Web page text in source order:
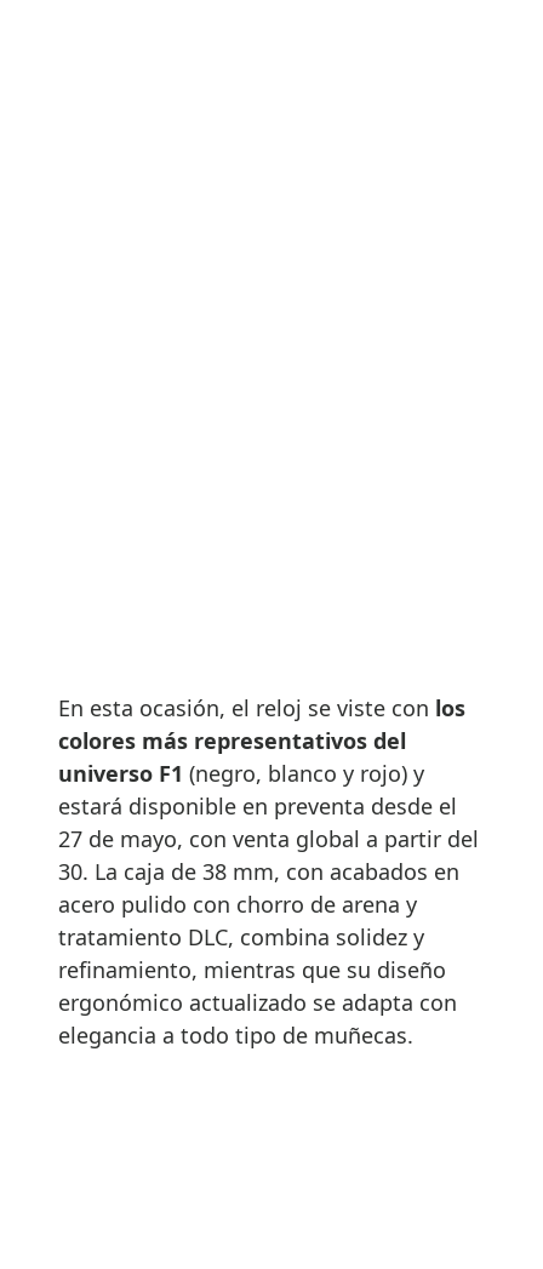
En esta ocasión, el reloj se viste con los
colores más representativos del
universo F1 (negro, blanco y rojo) y
estará disponible en preventa desde el
27 de mayo, con venta global a partir del
30. La caja de 38 mm, con acabados en
acero pulido con chorro de arena y
tratamiento DLC, combina solidez y
refinamiento, mientras que su diseño
ergonómico actualizado se adapta con
elegancia a todo tipo de muñecas.